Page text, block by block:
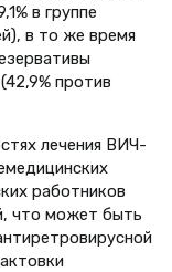
в группе
в то же время
против
лечения ВИЧ-
работников
что может быть